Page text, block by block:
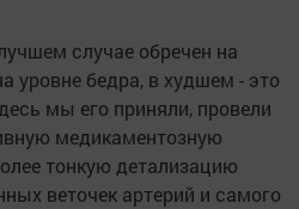
случае обречен на
уровне бедра, в худшем - это
мы его приняли, провели
медикаментозную
тонкую детализацию
веточек артерий и самого